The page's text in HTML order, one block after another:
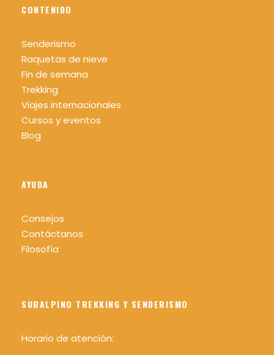
CONTENIDO
Senderismo
Raquetas de nieve
Fin de semana
Trekking
Viajes internacionales
Cursos y eventos
Blog
AYUDA
Consejos
Contáctanos
Filosofía
SUBALPINO TREKKING Y SENDERISMO
Horario de atención: